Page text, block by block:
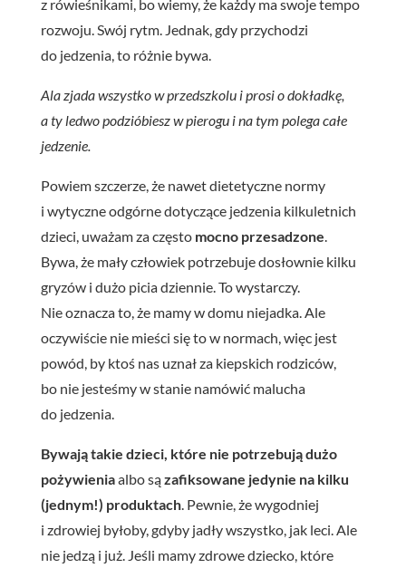
z rówieśnikami, bo wiemy, że każdy ma swoje tempo
rozwoju. Swój rytm. Jednak, gdy przychodzi
do jedzenia, to różnie bywa.
Ala zjada wszystko w przedszkolu i prosi o dokładkę,
a ty ledwopodzióbiesz w pierogu i na tym polega całe
jedzenie.
Powiem szczerze, że nawet dietetyczne normy
i wytyczne odgórne dotyczące jedzenia kilkuletnich
dzieci, uważam za często mocno przesadzone.
Bywa, że mały człowiek potrzebuje dosłownie kilku
gryzów i dużo picia dziennie. To wystarczy.
Nie oznacza to, że mamy w domu niejadka.Ale
oczywiście nie mieści się to w normach, więc jest
powód,by ktoś nas uznał za kiepskich rodziców,
bo nie jesteśmy w stanie namówić malucha
do jedzenia.
Bywają takie dzieci, które nie potrzebują dużo
pożywieniaalbo sązafiksowane jedynie na kilku
(jednym!) produktach. Pewnie, że wygodniej
i zdrowiej byłoby, gdyby jadły wszystko, jak leci.Ale
nie jedzą i już. Jeśli mamy zdrowe dziecko, które